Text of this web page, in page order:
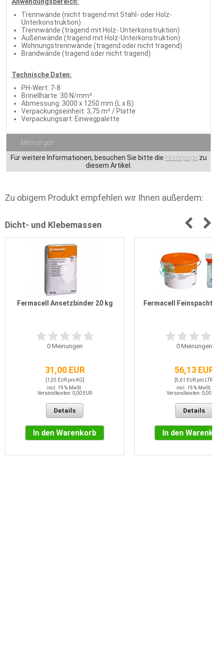
Trennwände (nicht tragend mit Stahl- oder Holz-
Unterkonstruktion)
Trennwände (tragend mit Holz- Unterkonstruktion)
Außenwände (tragend mit Holz-Unterkonstruktion)
Wohnungstrennwände (tragend oder nicht tragend)
Brandwände (tragend oder nicht tragend)
Technische Daten:
PH-Wert: 7-8
Brinellhärte: 30 N/mm²
Abmessung: 3000 x 1250 mm (L x B)
Verpackungseinheit: 3,75 m² / Platte
Verpackungsart: Einwegpalette
Meinungen
Für weitere Informationen, besuchen Sie bitte die Homepagezu
diesem Artikel.
Zu obigem Produkt empfehlen wir Ihnen außerdem:
Dicht- und Klebemassen
Fermacell Ansetzbinder 20 kg
0Meinungen
31,00 EUR
[1,55 EUR pro KG]
incl. 19 % MwSt.
Versandkosten: 0,00 EUR
Details
In den Warenkorb
Fermacell
0Meinungen
56,13 EUR
[5,61 EUR pro LTR]
incl. 19 % MwSt.
Versandkosten: 0,00
Details
In den